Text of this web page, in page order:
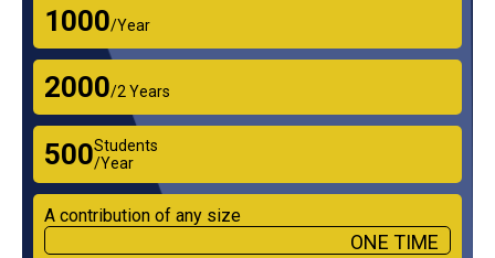
₹1000/Year
₹2000/2 Years
₹500Students
/Year
A contribution of any size
ONE TIME